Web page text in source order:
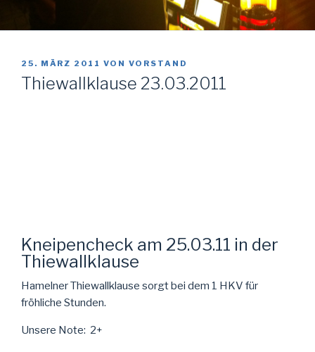
VERÖFFENTLICHT
AM
25. MÄRZ 2011 VON VORSTAND
Thiewallklause 23.03.2011
Kneipencheck am 25.03.11 in der
Thiewallklause
Hamelner Thiewallklause sorgt bei dem 1 HKV für
fröhliche Stunden.
Unsere Note: 2+